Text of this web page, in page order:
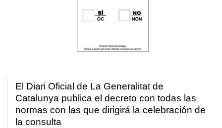
El Diari Oficial de La Generalitat de
Catalunya publica el decreto con todas las
normas con las que dirigirá la celebración de
la consulta